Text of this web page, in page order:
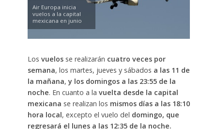
Air Europa inicia
vuelos a la capital
mexicana en junio
Los vuelos se realizarán cuatro veces por
semana, los martes, jueves y sábados a las 11 de
la mañana, y los domingos a las 23:55 de la
noche. En cuanto a la vuelta desde la capital
mexicana se realizan los mismos días a las 18:10
hora local, excepto el vuelo del domingo, que
regresará el lunes a las 12:35 de la noche.